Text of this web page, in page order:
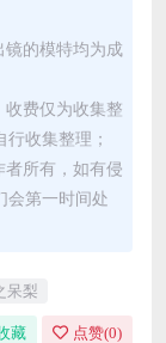
的模特均为成
费仅为收集整
收集整理；
所有，如有侵
会第一时间处
呆梨
藏 点赞(0)